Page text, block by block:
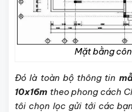
Mặt bằng
Đó là toàn bộ thông tin
10x16m theo phong cách
tôi chọn lọc gửi tới các